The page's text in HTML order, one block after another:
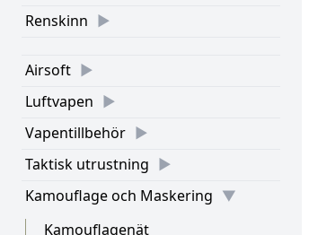
Renskinn
Airsoft
Luftvapen
Vapentillbehör
Taktisk utrustning
Kamouflage och Maskering
Kamouflagenät